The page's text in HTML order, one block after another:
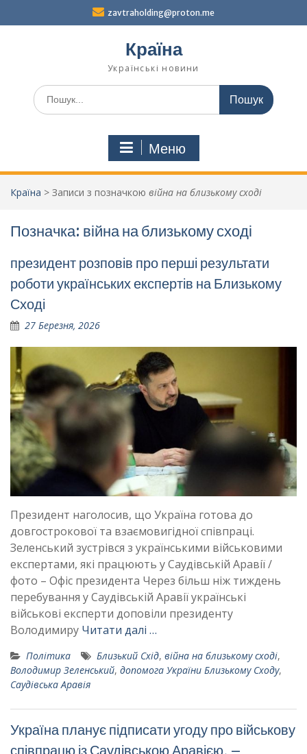
zavtraholding@proton.me
Країна
Українські новини
Шукати:
Меню
Країна > Записи з позначкою війна на близькому сході
Позначка: війна на близькому сході
президент розповів про перші результати
роботи українських експертів на Близькому
Сході
27 Березня, 2026
Президент наголосив, що Україна готова до
довгострокової та взаємовигідної співпраці.
Зеленський зустрівся з українськими військовими
експертами, які працюють у Саудівській Аравії /
фото – Офіс президента Через більш ніж тиждень
перебування у Саудівській Аравії українські
військові експерти доповіли президенту
Володимиру Читати далі …
Політика Близький Схід, війна на близькому сході,
Володимир Зеленський, допомога України Близькому Сходу,
Саудівська Аравія
Україна планує підписати угоду про військову
співпрацю із Саудівською Аравією, –